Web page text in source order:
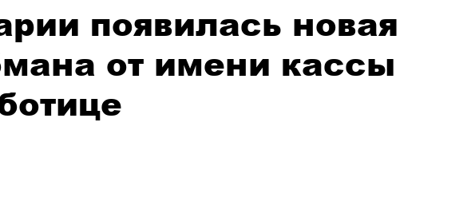
искусства Swiss Афиша Стиль Стильный четверг
появилась новая
от имени кассы